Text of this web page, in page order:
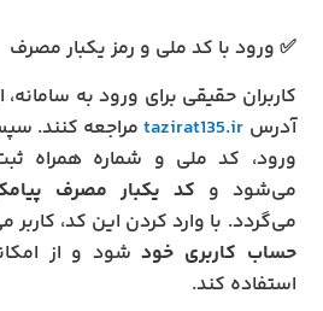
✅ ورود با کد ملی و رمز یکبار مصرف
کاربران حقیقی برای ورود به سامانه،
آدرس tazirat135.irمراجعه کنند.
ورود، کد ملی و شماره همراه
می‌شود و کد یکبار مصرف
می‌گردد. با وارد کردن این کد، کاربر
حساب کاربری خودشود و از
استفاده کند.